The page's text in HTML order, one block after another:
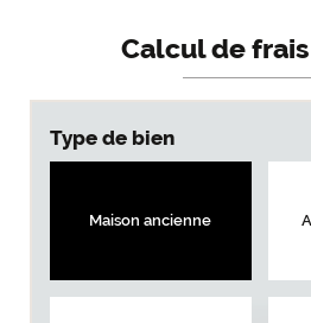
Calcul de
Type de bien
Maison ancienne